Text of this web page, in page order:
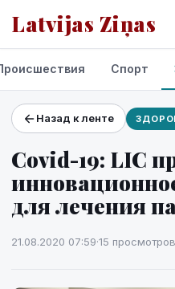
Latvijas Ziņas
Проекты и сервисы
Прогноз погоды
Спорт
Назад к ленте
Covid-19: LIC
для лечения
21.08.2020 07:59·15 просмотров